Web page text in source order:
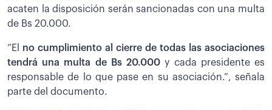
acaten la disposición serán sancionadas con una multa
de Bs 20.000.
“El
no cumplimiento al cierre de todas las asociaciones
tendrá una multa de Bs 20.000y cada presidente es
responsable de lo que pase en su asociación.”, señala
parte del documento.